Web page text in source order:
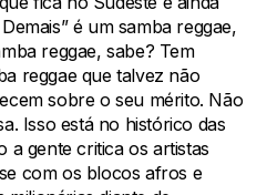
é um samba reggae,
reggae, sabe? Tem
reggae que talvez não
sobre o seu mérito. Não
Isso está no histórico das
a gente critica os artistas
com os blocos afros e